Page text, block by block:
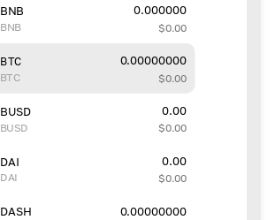
BNB
BNB
0.000000
$0.00
BTC
BTC
0.00000000
$0.00
BUSD
BUSD
0.00
$0.00
DAI
DAI
0.00
$0.00
DASH 0.00000000